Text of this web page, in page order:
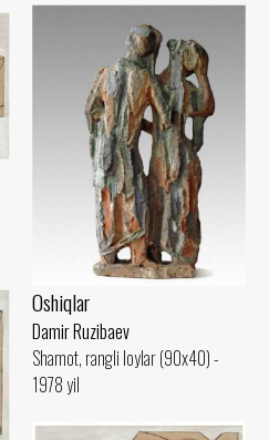
Oshiqlar
Damir Ruzibaev
Shamot, rangli loylar (90x40) -
1978 yil